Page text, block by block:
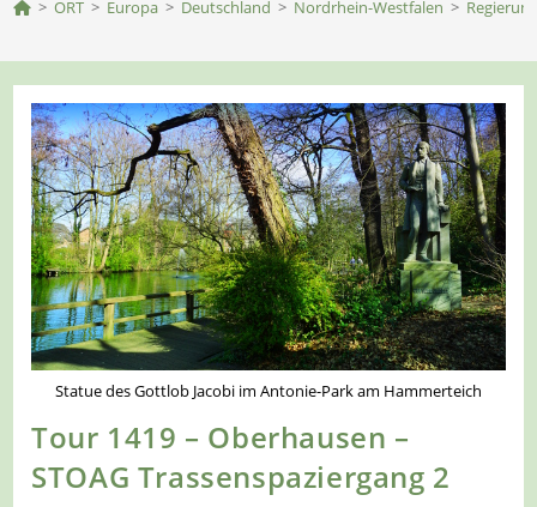
> ORT > Europa > Deutschland > Nordrhein-Westfalen >
Statue des Gottlob Jacobi im Antonie-Park am Hammerteich
Tour 1419 – Oberhausen –
STOAG Trassenspaziergang 2